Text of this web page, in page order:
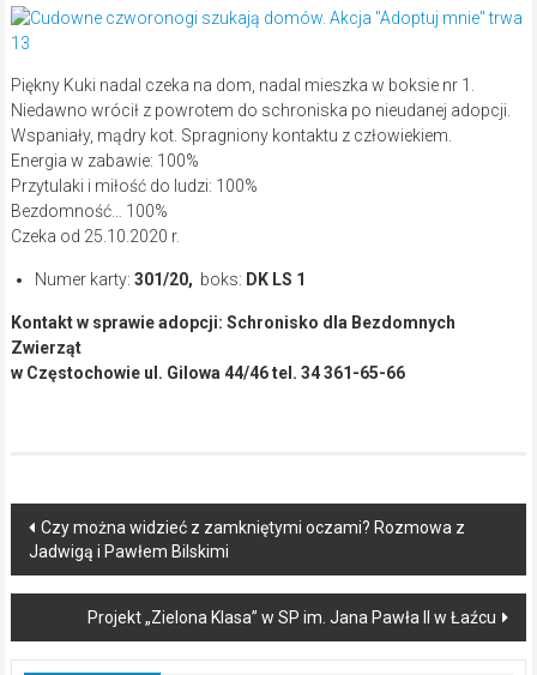
Piękny Kuki nadal czeka na dom, nadal mieszka w boksie nr 1.
Niedawno wrócił z powrotem do schroniska po nieudanej adopcji.
Wspaniały, mądry kot. Spragniony kontaktu z człowiekiem.
Energia w zabawie: 100%
Przytulaki i miłość do ludzi: 100%
Bezdomność… 100%
Czeka od 25.10.2020 r.
Numer karty: 301/20, boks: DK LS 1
Kontakt w sprawie adopcji: Schronisko dla Bezdomnych
Zwierząt
w Częstochowie ul. Gilowa 44/46 tel. 34 361-65-66
Post
navigation
Czy można widzieć z zamkniętymi oczami? Rozmowa z
Jadwigą i Pawłem Bilskimi
Projekt „Zielona Klasa” w SP im. Jana Pawła II w Łaźcu